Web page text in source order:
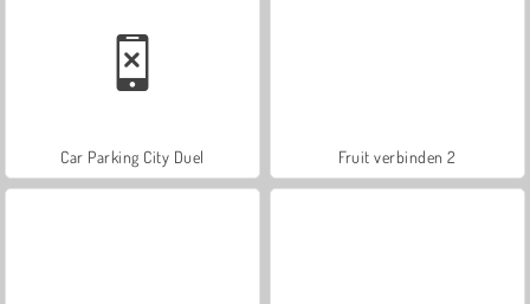
Car Parking City Duel Fruit verbinden 2